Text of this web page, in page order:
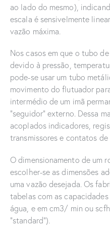
ao lado do mesmo),
escala é sensivelmente
vazão máxima.
Nos casos em que o tubo
devido à pressão,
pode-se usar um tubo
movimento do flutuador
intermédio de um imã
“seguidor” externo. Dessa
acoplados indicadores,
transmissores e contatos de
O dimensionamento de um
escolher-se as dimensões
uma vazão desejada. Os
tabelas com as
água, e em cm3/ min ou
“standard”).